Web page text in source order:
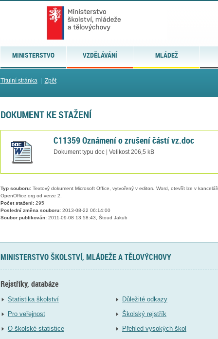
MINISTERSTVO VZDĚLÁVÁNÍ MLÁDEŽ
Titulní stránka| Zpět
DOKUMENT KE STAŽENÍ
C11359 Oznámení o zrušení částí vz.doc
Dokument typu doc | Velikost 206,5 kB
Typ souboru:Textový dokument Microsoft Office, vytvořený v editoru Word, otevřít lze v
OpenOffice.org od verze 2.
Počet stažení:295
Poslední změna souboru:2013-08-22 06:14:00
Soubor publikován:2011-09-08 13:58:43, Štoud Jakub
MINISTERSTVO ŠKOLSTVÍ, MLÁDEŽE A TĚLOVÝCHOVY
Rejstříky, databáze
Statistika školství
Pro veřejnost
O školské statistice
Důležité odkazy
Školský rejstřík
Přehled vysokých škol